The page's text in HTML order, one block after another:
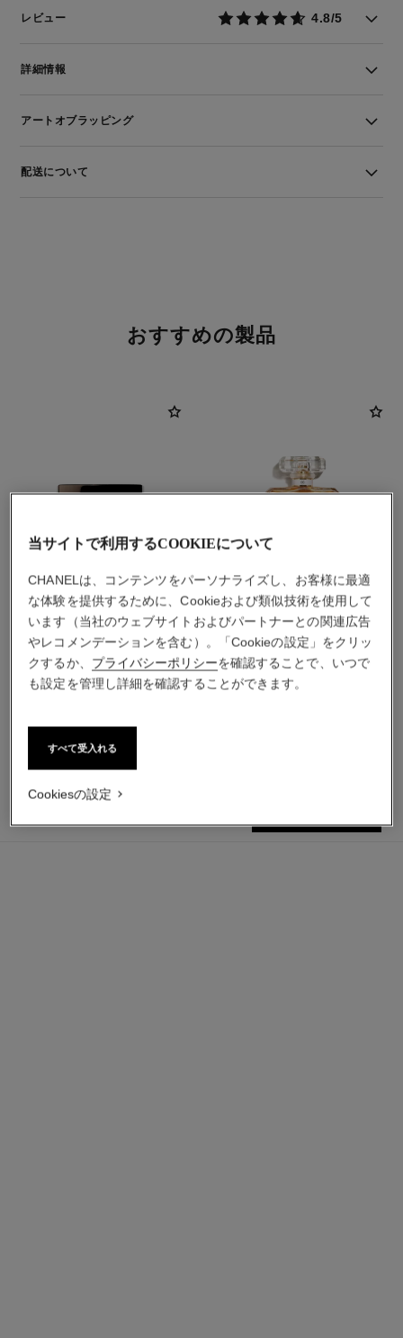
レビュー 4.8/5
詳細情報
アートオブラッピング
配送について
おすすめの製品
サブリマージュ ラ クレーム
シュプレーム
プレミアム クリーム（肌をい
シャネル n°5
オードゥ パルファム
参照番号125530
最小サイズの価格
当サイトで利用するCOOKIEについて
CHANELは、コンテンツをパーソナライズし、お客様に最適
な体験を提供するために、Cookieおよび類似技術を使用して
います（当社のウェブサイトおよびパートナーとの関連広告
やレコメンデーションを含む）。「Cookieの設定」をクリッ
クするか、 プライバシーポリシーを確認することで、いつで
も設定を管理し詳細を確認することができます。
すべて受入れる
Cookiesの設定